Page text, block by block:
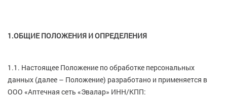
Эвалар
Косметика
1.ОБЩИЕ ПОЛОЖЕНИЯ И ОПРЕДЕЛЕНИЯ
1.1. Настоящее Положение по обработке персональных
данных (далее – Положение) разработано и применяется в
ООО «Аптечная сеть «Эвалар» ИНН/КПП: